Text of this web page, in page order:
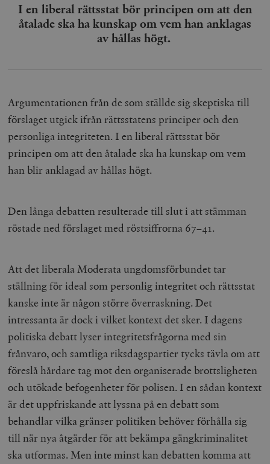
I en liberal rättsstat bör principen om att den
åtalade ska ha kunskap om vem han anklagas
av hållas högt.
Argumentationen från de som ställde sig skeptiska till
förslaget utgick ifrån rättsstatens principer och den
personliga integriteten. I en liberal rättsstat bör
principen om att den åtalade ska ha kunskap om vem
han blir anklagad av hållas högt.
Den långa debatten resulterade till slut i att stämman
röstade ned förslaget med röstsiffrorna 67–41.
Att det liberala Moderata ungdomsförbundet tar
ställning för ideal som personlig integritet och rättsstat
kanske inte är någon större överraskning. Det
intressanta är dock i vilket kontext det sker. I dagens
politiska debatt lyser integritetsfrågorna med sin
frånvaro, och samtliga riksdagspartier tycks tävla om att
föreslå hårdare tag mot den organiserade brottsligheten
och utökade befogenheter för polisen. I en sådan kontext
är det uppfriskande att lyssna på en debatt som
behandlar vilka gränser politiken behöver förhålla sig
till när nya åtgärder för att bekämpa gängkriminalitet
ska utformas. Men inte minst kan debatten komma att